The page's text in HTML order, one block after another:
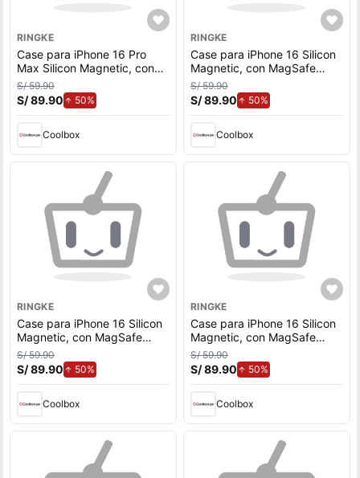
RINGKE
Case para iPhone 16 Pro
Max Silicon Magnetic, con
MagSafe para carga
inalámbrica, para accesorios
magnéticos, Pink Sand
S/ 59.90
S/ 89.90 50%
Coolbox
RINGKE
Case para iPhone 16 Silicon
Magnetic, con MagSafe
para carga inalámbrica, para
accesorios magnéticos,
Rosado
S/ 59.90
S/ 89.90 50%de aumento.
Coolbox
RINGKE
Case para iPhone 16 Silicon
Magnetic, con MagSafe
para carga inalámbrica, para
accesorios magnéticos,
Amarillo
S/ 59.90
S/ 89.90 50%
Coolbox
RINGKE
Case para iPhone 16 Silicon
Magnetic, con MagSafe
para carga inalámbrica, para
accesorios magnéticos, Azul
S/ 59.90
S/ 89.90 50%de aumento.
Coolbox